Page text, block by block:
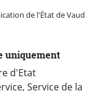
de l'État de Vaud
uniquement
d'Etat
Service de la